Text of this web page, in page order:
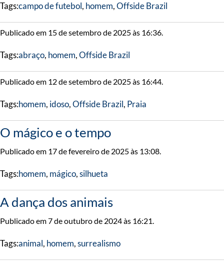
Tags:campo de futebol, homem,Offside Brazil
Publicado em 15 de setembro de 2025 às 16:36.
Tags:abraço, homem,Offside Brazil
Publicado em 12 de setembro de 2025 às 16:44.
Tags:homem, idoso,Offside Brazil, Praia
O mágico e o tempo
Publicado em 17 de fevereiro de 2025 às 13:08.
Tags:homem, mágico,silhueta
A dança dos animais
Publicado em 7 de outubro de 2024 às 16:21.
Tags:animal, homem,surrealismo